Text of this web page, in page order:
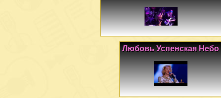
Любовь Успенская Небо